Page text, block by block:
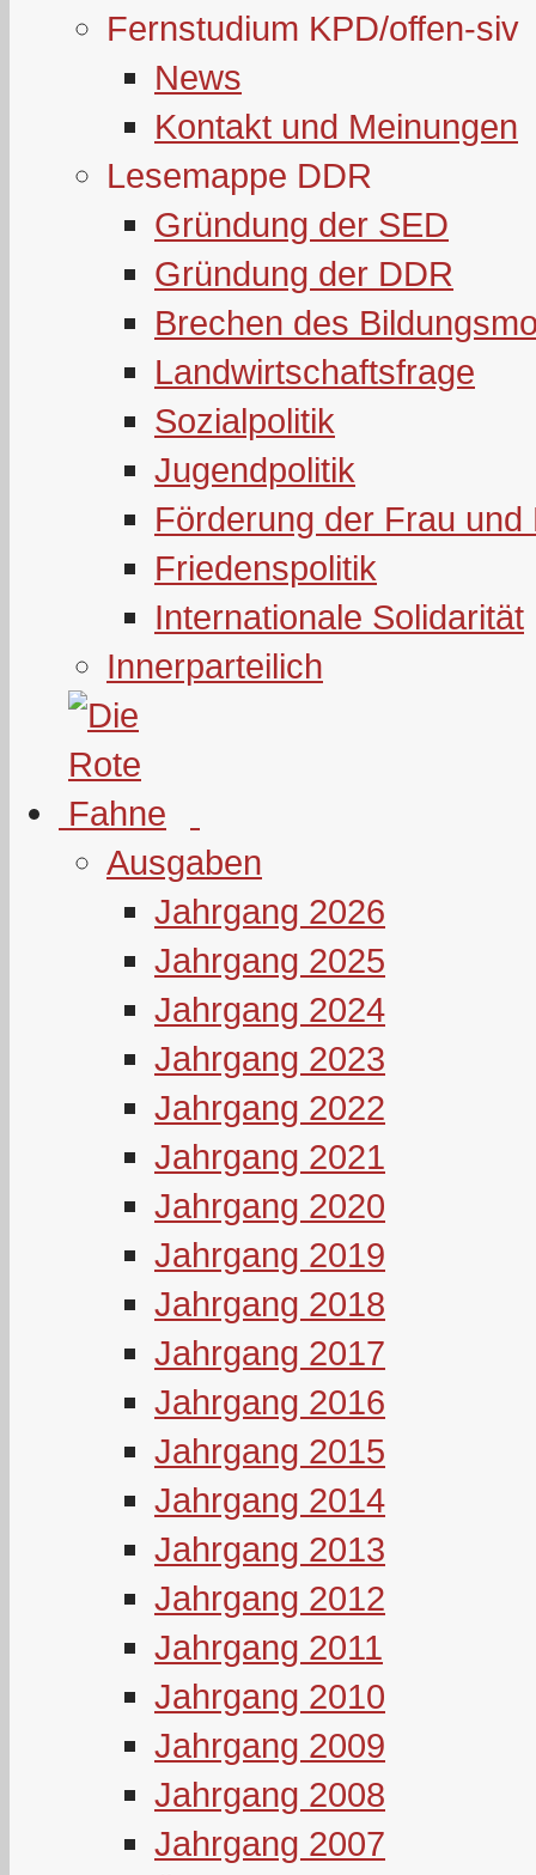
Fernstudium KPD/offen-siv
News
Kontakt und Meinungen
Lesemappe DDR
Gründung der SED
Gründung der DDR
Brechen des
Landwirtschaftsfrage
Sozialpolitik
Jugendpolitik
Förderung der Frau und
Friedenspolitik
Internationale Solidarität
Innerparteilich
Ausgaben
Jahrgang 2026
Jahrgang 2025
Jahrgang 2024
Jahrgang 2023
Jahrgang 2022
Jahrgang 2021
Jahrgang 2020
Jahrgang 2019
Jahrgang 2018
Jahrgang 2017
Jahrgang 2016
Jahrgang 2015
Jahrgang 2014
Jahrgang 2013
Jahrgang 2012
Jahrgang 2011
Jahrgang 2010
Jahrgang 2009
Jahrgang 2008
Jahrgang 2007